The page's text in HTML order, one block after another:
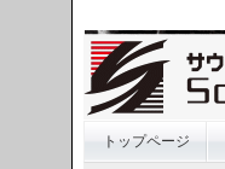
トップページ